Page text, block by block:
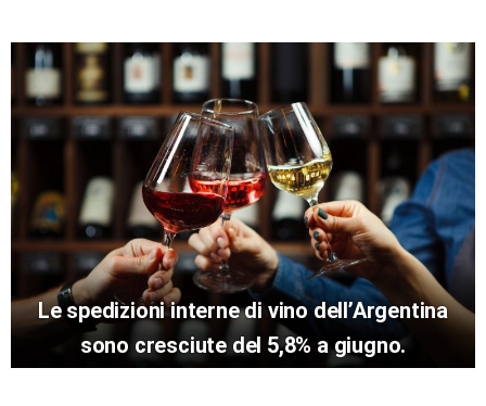
Le spedizioni interne di vino dell’Argentina
sono cresciute del 5,8% a giugno.